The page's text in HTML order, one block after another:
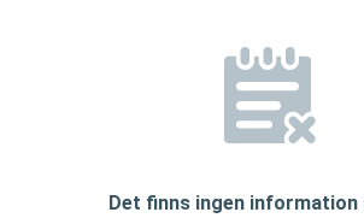
Det finns ingen